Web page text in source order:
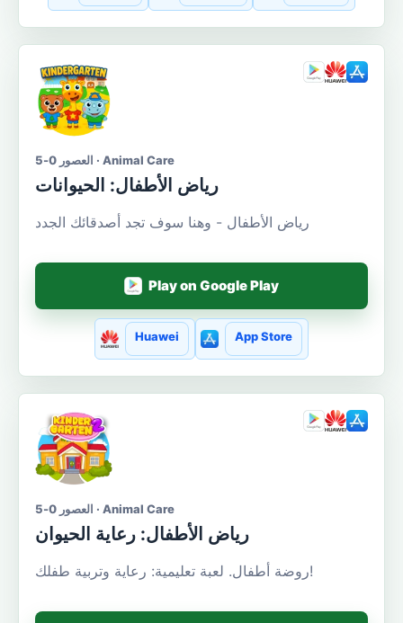
العصور 0-5 · Animal Care
رياض الأطفال: الحيوانات
رياض الأطفال - وهنا سوف تجد أصدقائك الجدد
Play on Google Play
Huawei App Store
العصور 0-5 · Animal Care
رياض الأطفال: رعاية الحيوان
روضة أطفال. لعبة تعليمية: رعاية وتربية طفلك!